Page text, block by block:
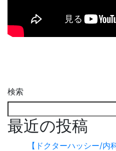
検索
最近の投稿
【ドクターハッシー/